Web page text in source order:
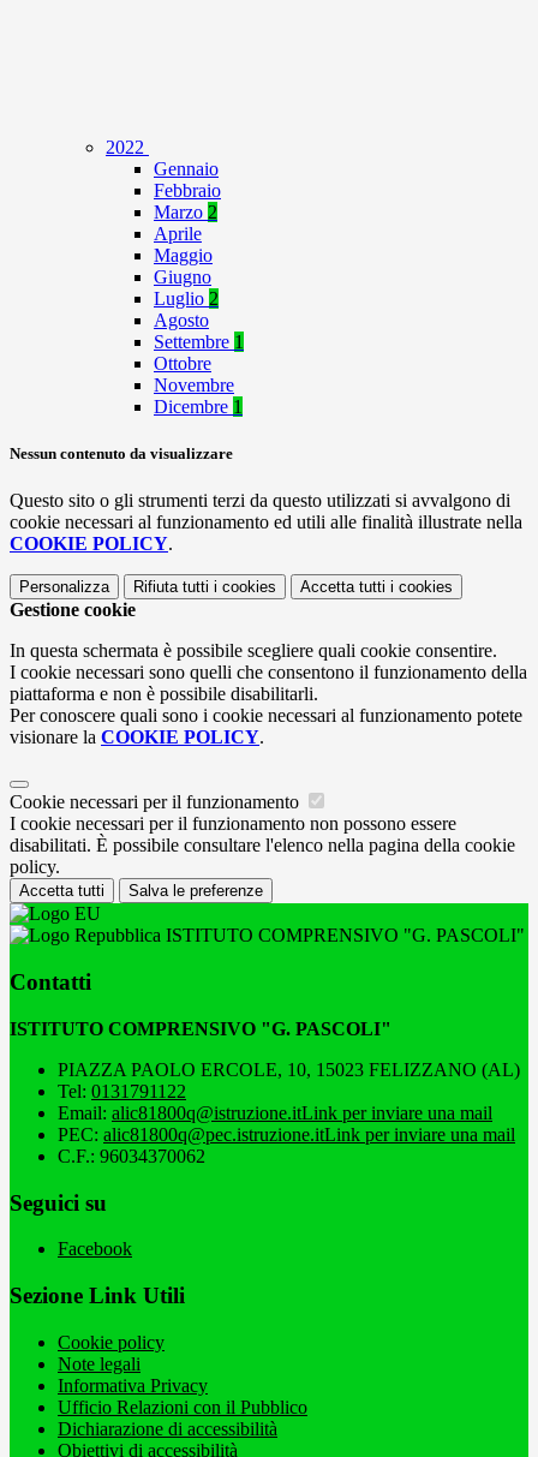
2022
Gennaio
Febbraio
Marzo 2
Aprile
Maggio
Giugno
Luglio 2
Agosto
Settembre 1
Ottobre
Novembre
Dicembre 1
Nessun contenuto da visualizzare
Questo sito o gli strumenti terzi da questo utilizzati si avvalgono di
cookie necessari al funzionamento ed utili alle finalità illustrate nella
COOKIE POLICY.
Personalizza Rifiuta tutti i cookies Accetta tutti i cookies
Gestione cookie
In questa schermata è possibile scegliere quali cookie consentire.
I cookie necessari sono quelli che consentono il funzionamento della
piattaforma e non è possibile disabilitarli.
Per conoscere quali sono i cookie necessari al funzionamento potete
visionare la COOKIE POLICY.
Cookie necessari per il funzionamento
I cookie necessari per il funzionamento non possono essere
disabilitati. È possibile consultare l'elenco nella pagina della cookie
policy.
Accetta tutti Salva le preferenze
ISTITUTO COMPRENSIVO "G. PASCOLI"
Contatti
ISTITUTO COMPRENSIVO "G. PASCOLI"
PIAZZA PAOLO ERCOLE, 10, 15023 FELIZZANO (AL)
Tel: 0131791122
Email: alic81800q@istruzione.itLink per inviare una mail
PEC: alic81800q@pec.istruzione.itLink per inviare una mail
C.F.: 96034370062
Seguici su
Facebook
Sezione Link Utili
Cookie policy
Note legali
Informativa Privacy
Ufficio Relazioni con il Pubblico
Dichiarazione di accessibilità
Obiettivi di accessibilità